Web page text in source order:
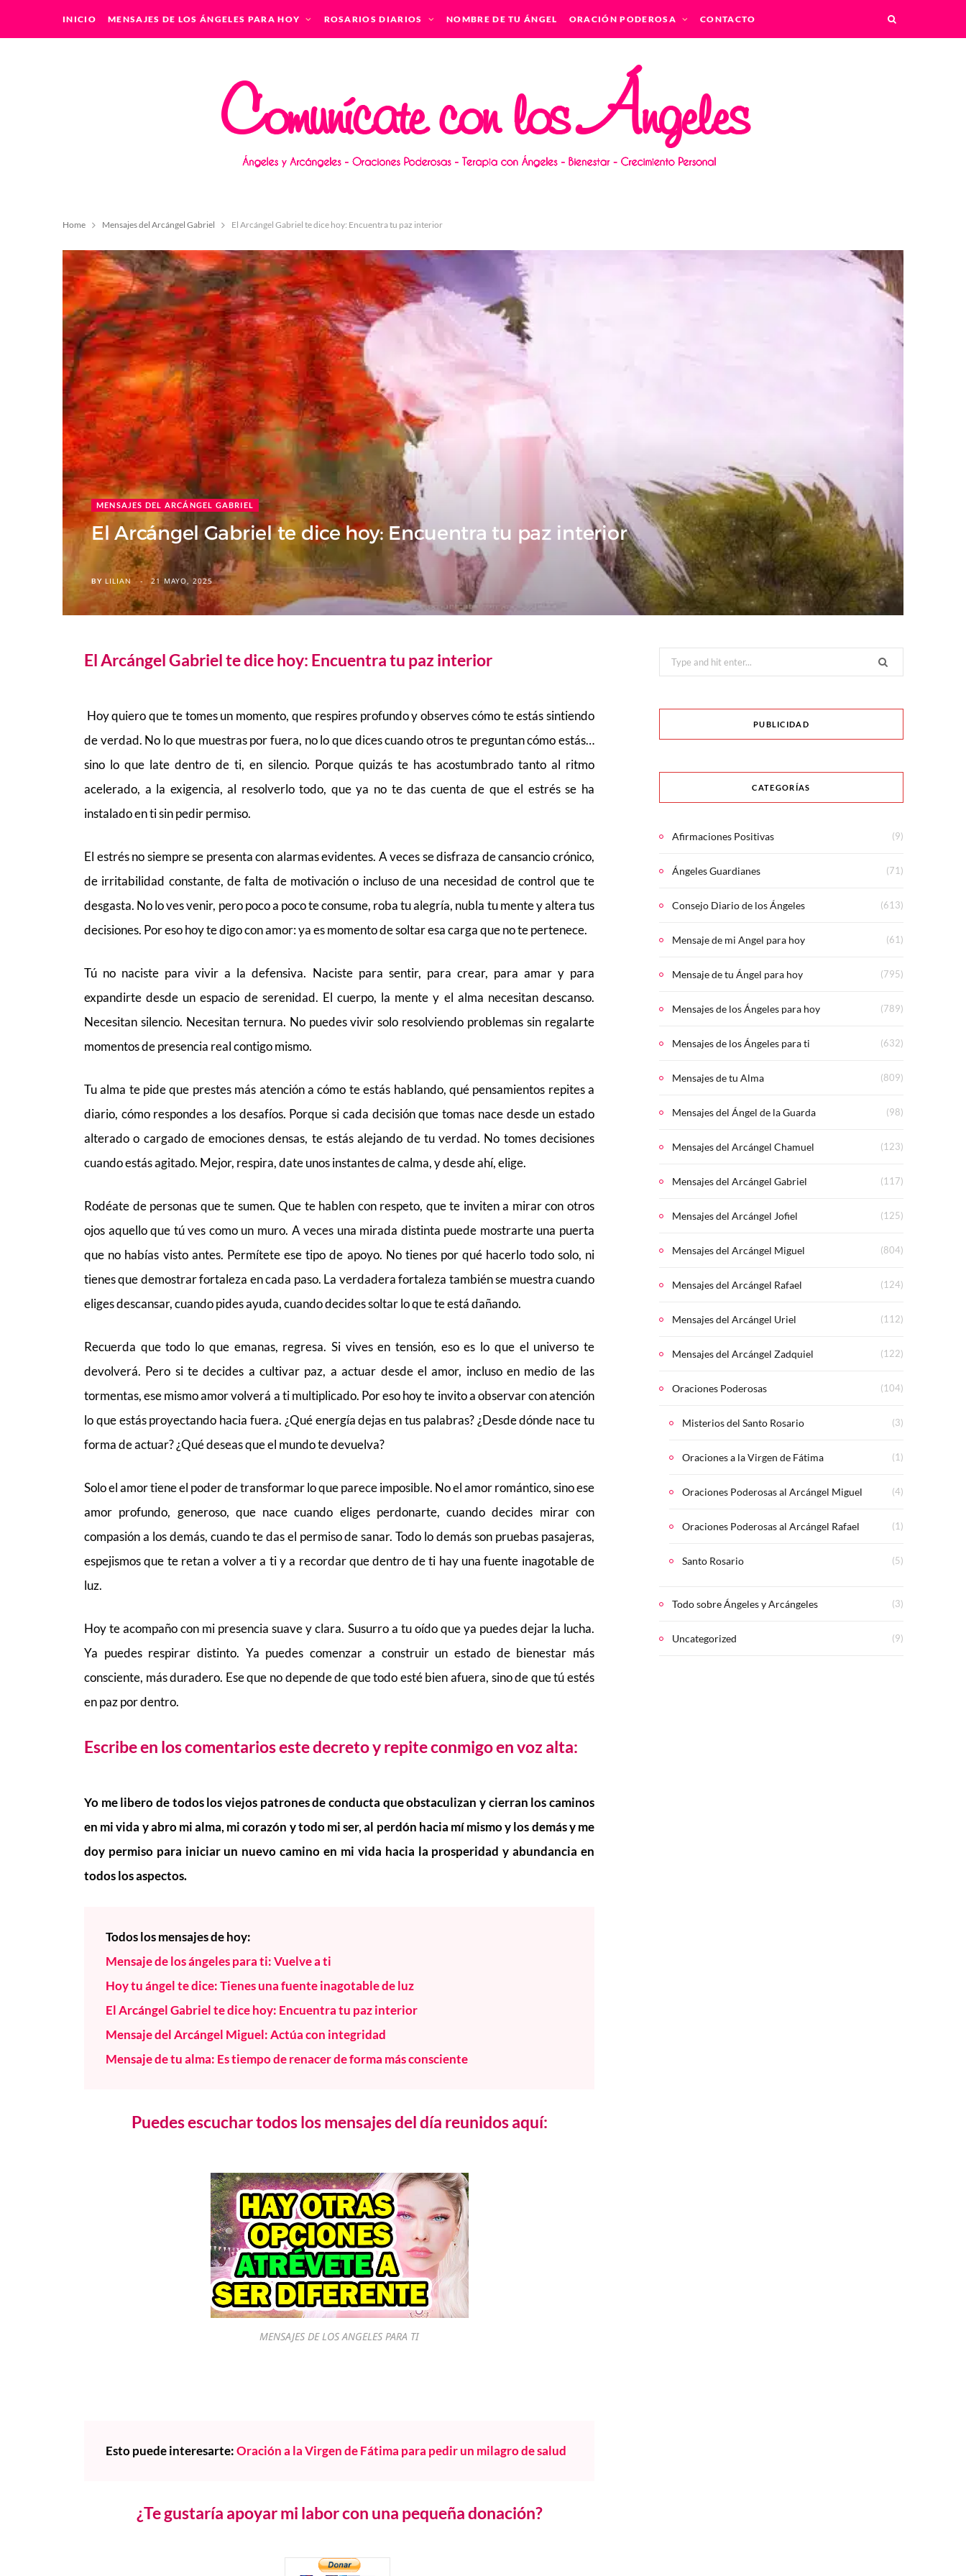
INICIO MENSAJES DE LOS ÁNGELES PARA HOY ROSARIOS DIARIOS NOMBRE DE TU ÁNGEL ORACIÓN PODEROSA CONTACTO
Home Mensajes del Arcángel Gabriel El Arcángel Gabriel te dice hoy: Encuentra tu paz interior
MENSAJES DEL ARCÁNGEL GABRIEL
El Arcángel Gabriel te dice hoy: Encuentra tu paz interior
BY LILIAN 21 MAYO, 2025
El Arcángel Gabriel te dice hoy: Encuentra tu paz interior
Hoy quiero que te tomes un momento, que respires profundo y observes cómo te estás sintiendo
de verdad. No lo que muestras por fuera, no lo que dices cuando otros te preguntan cómo estás…
sino lo que late dentro de ti, en silencio. Porque quizás te has acostumbrado tanto al ritmo
acelerado, a la exigencia, al resolverlo todo, que ya no te das cuenta de que el estrés se ha
instalado en ti sin pedir permiso.
El estrés no siempre se presenta con alarmas evidentes. A veces se disfraza de cansancio crónico,
de irritabilidad constante, de falta de motivación o incluso de una necesidad de control que te
desgasta. No lo ves venir, pero poco a poco te consume, roba tu alegría, nubla tu mente y altera tus
decisiones. Por eso hoy te digo con amor: ya es momento de soltar esa carga que no te pertenece.
Tú no naciste para vivir a la defensiva. Naciste para sentir, para crear, para amar y para
expandirte desde un espacio de serenidad. El cuerpo, la mente y el alma necesitan descanso.
Necesitan silencio. Necesitan ternura. No puedes vivir solo resolviendo problemas sin regalarte
momentos de presencia real contigo mismo.
Tu alma te pide que prestes más atención a cómo te estás hablando, qué pensamientos repites a
diario, cómo respondes a los desafíos. Porque si cada decisión que tomas nace desde un estado
alterado o cargado de emociones densas, te estás alejando de tu verdad. No tomes decisiones
cuando estás agitado. Mejor, respira, date unos instantes de calma, y desde ahí, elige.
Rodéate de personas que te sumen. Que te hablen con respeto, que te inviten a mirar con otros
ojos aquello que tú ves como un muro. A veces una mirada distinta puede mostrarte una puerta
que no habías visto antes. Permítete ese tipo de apoyo. No tienes por qué hacerlo todo solo, ni
tienes que demostrar fortaleza en cada paso. La verdadera fortaleza también se muestra cuando
eliges descansar, cuando pides ayuda, cuando decides soltar lo que te está dañando.
Recuerda que todo lo que emanas, regresa. Si vives en tensión, eso es lo que el universo te
devolverá. Pero si te decides a cultivar paz, a actuar desde el amor, incluso en medio de las
tormentas, ese mismo amor volverá a ti multiplicado. Por eso hoy te invito a observar con atención
lo que estás proyectando hacia fuera. ¿Qué energía dejas en tus palabras? ¿Desde dónde nace tu
forma de actuar? ¿Qué deseas que el mundo te devuelva?
Solo el amor tiene el poder de transformar lo que parece imposible. No el amor romántico, sino ese
amor profundo, generoso, que nace cuando eliges perdonarte, cuando decides mirar con
compasión a los demás, cuando te das el permiso de sanar. Todo lo demás son pruebas pasajeras,
espejismos que te retan a volver a ti y a recordar que dentro de ti hay una fuente inagotable de
luz.
Hoy te acompaño con mi presencia suave y clara. Susurro a tu oído que ya puedes dejar la lucha.
Ya puedes respirar distinto. Ya puedes comenzar a construir un estado de bienestar más
consciente, más duradero. Ese que no depende de que todo esté bien afuera, sino de que tú estés
en paz por dentro.
Escribe en los comentarios este decreto y repite conmigo en voz alta:
Yo me libero de todos los viejos patrones de conducta que obstaculizan y cierran los caminos
en mi vida y abro mi alma, mi corazón y todo mi ser, al perdón hacia mí mismo y los demás y me
doy permiso para iniciar un nuevo camino en mi vida hacia la prosperidad y abundancia en
todos los aspectos.
Todos los mensajes de hoy:
Mensaje de los ángeles para ti: Vuelve a ti
Hoy tu ángel te dice: Tienes una fuente inagotable de luz
El Arcángel Gabriel te dice hoy: Encuentra tu paz interior
Mensaje del Arcángel Miguel: Actúa con integridad
Mensaje de tu alma: Es tiempo de renacer de forma más consciente
Puedes escuchar todos los mensajes del día reunidos aquí:
MENSAJES DE LOS ANGELES PARA TI
Esto puede interesarte:Oración a la Virgen de Fátima para pedir un milagro de salud
¿Te gustaría apoyar mi labor con una pequeña donación?
Search
for:
PUBLICIDAD
CATEGORÍAS
Afirmaciones Positivas (9)
Ángeles Guardianes (71)
Consejo Diario de los Ángeles (613)
Mensaje de mi Angel para hoy (61)
Mensaje de tu Ángel para hoy (795)
Mensajes de los Ángeles para hoy (789)
Mensajes de los Ángeles para ti (632)
Mensajes de tu Alma (809)
Mensajes del Ángel de la Guarda (98)
Mensajes del Arcángel Chamuel (123)
Mensajes del Arcángel Gabriel (117)
Mensajes del Arcángel Jofiel (125)
Mensajes del Arcángel Miguel (804)
Mensajes del Arcángel Rafael (124)
Mensajes del Arcángel Uriel (112)
Mensajes del Arcángel Zadquiel (122)
Oraciones Poderosas (104)
Misterios del Santo Rosario (3)
Oraciones a la Virgen de Fátima (1)
Oraciones Poderosas al Arcángel Miguel (4)
Oraciones Poderosas al Arcángel Rafael (1)
Santo Rosario (5)
Todo sobre Ángeles y Arcángeles (3)
Uncategorized (9)